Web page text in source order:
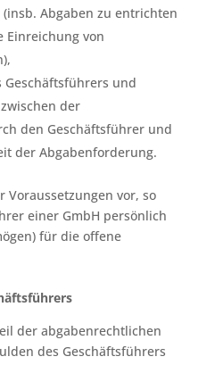
Abgaben zu entrichten
Einreichung von
Geschäftsführers und
der
den Geschäftsführer und
der Abgabenforderung.
Voraussetzungen vor, so
einer GmbH persönlich
für die offene
der abgabenrechtlichen
des Geschäftsführers